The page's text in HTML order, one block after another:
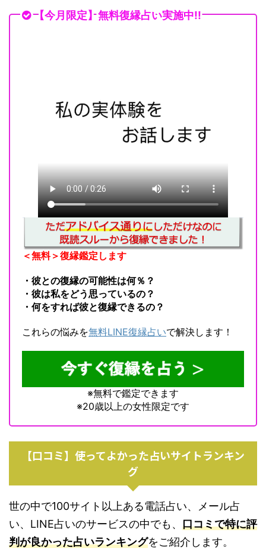
【今月限定】無料復縁占い実施中!!
＜無料＞復縁鑑定します
・彼との復縁の可能性は何％？
・彼は私をどう思っているの？
・何をすれば彼と復縁できるの？
これらの悩みを無料LINE復縁占いで解決します！
※無料で鑑定できます
※20歳以上の女性限定です
【口コミ】使ってよかった占いサイトランキン
グ
世の中で100サイト以上ある電話占い、メール占
い、LINE占いのサービスの中でも、 口コミで特に評
判が良かった占いランキングをご紹介します。